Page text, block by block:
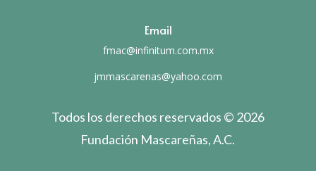
Email
fmac@infinitum.com.mx
jmmascarenas@yahoo.com
Todos los derechos reservados © 2026
Fundación Mascareñas, A.C.